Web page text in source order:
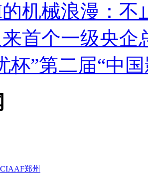
机械浪漫：不
首个一级央企
杯”第二届“中
郑州